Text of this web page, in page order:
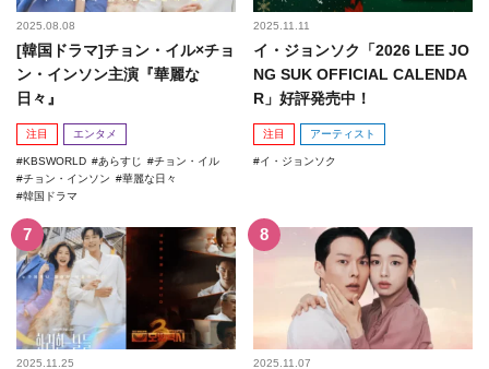
2025.08.08
[韓国ドラマ]チョン・イル×チョ
ン・インソン主演『華麗な
日々』
注目 エンタメ
KBSWORLD あらすじ
チョン・イル
チョン・インソン
華麗な日々
韓国ドラマ
2025.11.11
イ・ジョンソク「2026 LEE JO
NG SUK OFFICIAL CALENDA
R」好評発売中！
注目 アーティスト
イ・ジョンソク
2025.11.25 2025.11.07